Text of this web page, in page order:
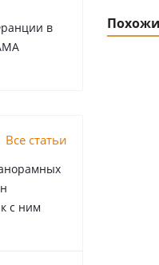
в
Все статьи
с ним